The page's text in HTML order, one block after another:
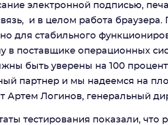
электронной подписью,
и в целом работа
для стабильного
в поставщике операционных
быть уверены на 100
партнер и мы надеемся на
Артем Логинов, генеральный
тестирования показали,